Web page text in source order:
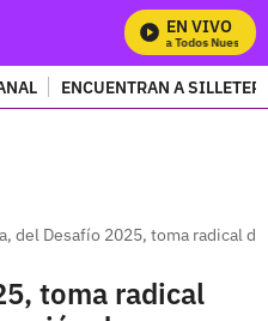
EN VIVO
Mira Todos Nuestros
ENCUENTRAN A
del Desafío 2025, toma radical
toma radical